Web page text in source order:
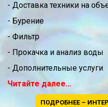
- Доставка техники на
- Бурение
- Фильтр
- Прокачка и анализ воды
- Дополнительные услуги
Читайте далее…
ПОДРОБНЕЕ –